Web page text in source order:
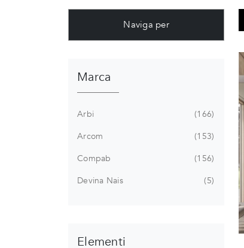
Naviga per
Marca
Arbi
166
Arcom
153
Compab
156
Devina Nais
5
Elementi